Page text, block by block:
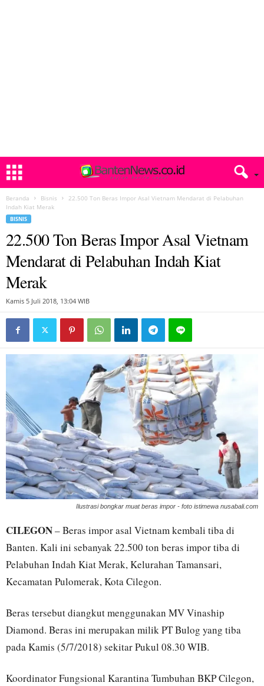
Beranda Bisnis
22.500 Ton Beras Impor Asal Vietnam Mendarat di Pelabuhan
Indah Kiat Merak
BISNIS
22.500 Ton Beras Impor Asal Vietnam
Mendarat di Pelabuhan Indah Kiat
Merak
Kamis 5 Juli 2018, 13:04 WIB
Ilustrasi bongkar muat beras impor - foto istimewa nusabali.com
CILEGON– Beras impor asal Vietnam kembali tiba di
Banten. Kali ini sebanyak 22.500 ton beras impor tiba di
Pelabuhan Indah Kiat Merak, Kelurahan Tamansari,
Kecamatan Pulomerak, Kota Cilegon.
Beras tersebut diangkut menggunakan MV Vinaship
Diamond. Beras ini merupakan milik PT Bulog yang tiba
pada Kamis (5/7/2018) sekitar Pukul 08.30 WIB.
Koordinator Fungsional Karantina Tumbuhan BKP Cilegon,